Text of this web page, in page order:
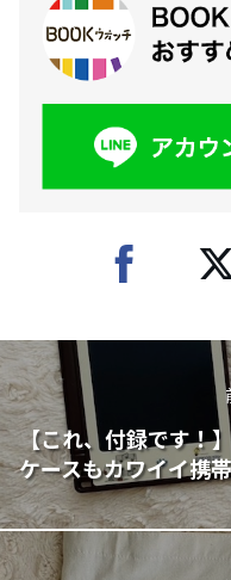
【これ、付録です！
ケースもカワイイ携